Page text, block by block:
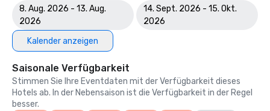
8. Aug. 2026 - 13. Aug.
2026
14. Sept. 2026 - 15. Okt.
2026
Kalender anzeigen
Saisonale Verfügbarkeit
Stimmen Sie Ihre Eventdaten mit der Verfügbarkeit dieses
Hotels ab. In der Nebensaison ist die Verfügbarkeit in der Regel
besser.